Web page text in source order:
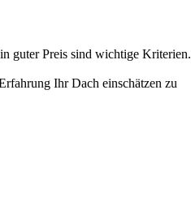
guter Preis sind wichtige Kriterien.
Ihr Dach einschätzen zu